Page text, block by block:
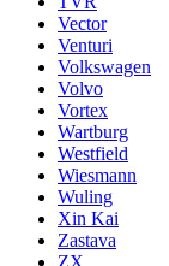
Vector
Venturi
Volkswagen
Volvo
Vortex
Wartburg
Westfield
Wiesmann
Wuling
Xin Kai
Zastava